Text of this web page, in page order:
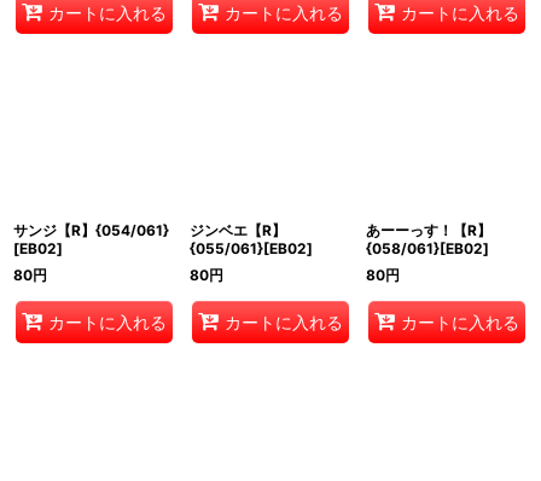
カートに入れる カートに入れる カートに入れる
サンジ【R】{054/061}
[EB02]
80円
カートに入れる
ジンベエ【R】
{055/061}[EB02]
80円
カートに入れる
あーーっす！【R】
{058/061}[EB02]
80円
カートに入れる